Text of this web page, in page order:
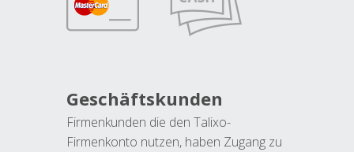
Geschäftskunden
Firmenkunden die den Talixo-
Firmenkonto nutzen, haben Zugang zu